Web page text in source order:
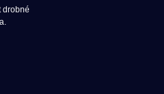
drobné